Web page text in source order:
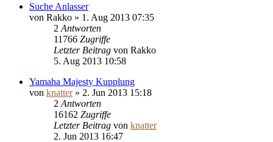
Suche Anlasser
von Rakko » 1. Aug 2013 07:35
2 Antworten
11766 Zugriffe
Letzter Beitrag von Rakko
5. Aug 2013 10:58
Yamaha Majesty Kupplung
von knatter» 2. Jun 2013 15:18
2 Antworten
16162 Zugriffe
Letzter Beitrag von knatter
2. Jun 2013 16:47